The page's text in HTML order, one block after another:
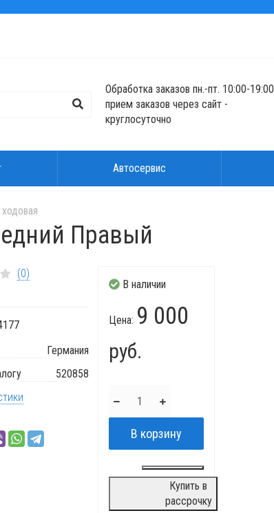
Обработка заказов пн.-пт. 10:00-19:00
прием заказов через сайт -
круглосуточно
Автосервис
Правый
(0)
Германия
520858
В наличии
Цена: 9 000
руб.
Купить в
рассрочку